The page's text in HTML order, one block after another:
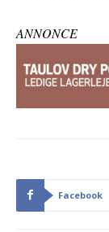
ANNONCE
Facebook